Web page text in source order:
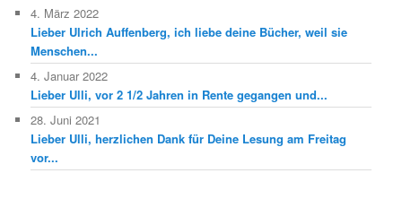
4. März 2022
Lieber Ulrich Auffenberg, ich liebe deine Bücher, weil sie
Menschen...
4. Januar 2022
Lieber Ulli, vor 2 1/2 Jahren in Rente gegangen und...
28. Juni 2021
Lieber Ulli, herzlichen Dank für Deine Lesung am Freitag
vor...